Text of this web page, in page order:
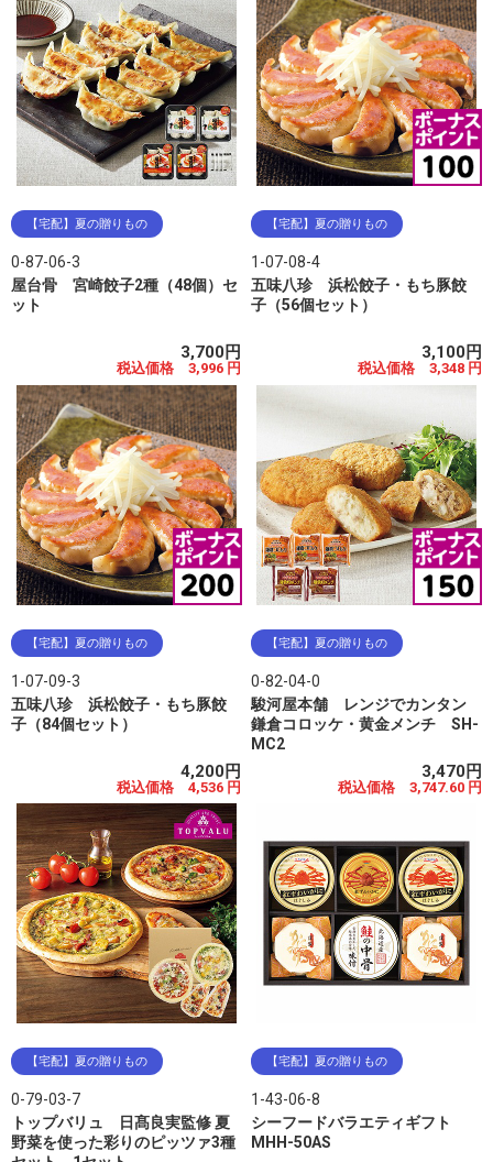
【宅配】夏の贈りもの
0-87-06-3
屋台骨 宮崎餃子2種（48個）セ
ット
3,700円
税込価格 3,996 円
【宅配】夏の贈りもの
1-07-08-4
五味八珍 浜松餃子・もち豚餃
子（56個セット）
3,100円
税込価格 3,348 円
【宅配】夏の贈りもの
1-07-09-3
五味八珍 浜松餃子・もち豚餃
子（84個セット）
4,200円
税込価格 4,536 円
【宅配】夏の贈りもの
0-82-04-0
駿河屋本舗 レンジでカンタン
鎌倉コロッケ・黄金メンチ SH-
MC2
3,470円
税込価格 3,747.60 円
【宅配】夏の贈りもの
0-79-03-7
トップバリュ 日髙良実監修 夏
野菜を使った彩りのピッツァ3種
【宅配】夏の贈りもの
1-43-06-8
シーフードバラエティギフト
MHH-50AS